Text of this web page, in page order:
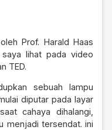
Prof. Harald Haas
lihat pada video
TED.
sebuah lampu
diputar pada layar
cahaya dihalangi,
menjadi tersendat. ini